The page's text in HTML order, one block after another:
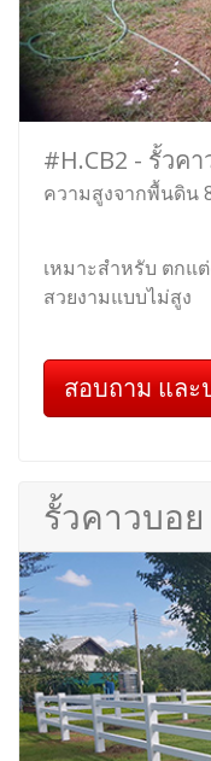
#H.CB2 - รั้วค
ความสูงจากพื้นดิน
เหมาะสำหรับ ตกแ
สวยงามแบบไม่สูง
สอบถาม และ
รั้วคาวบอ